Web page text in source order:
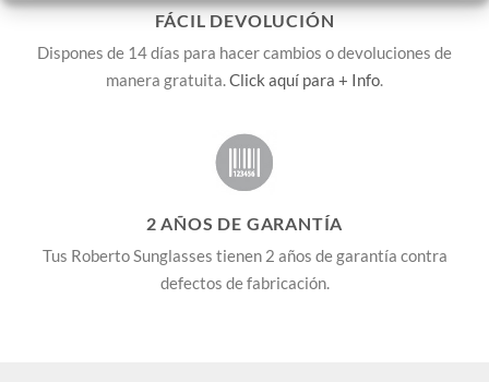
FÁCIL DEVOLUCIÓN
Dispones de 14 días para hacer cambios o devoluciones de
manera gratuita.Click aquí para + Info.
2 AÑOS DE GARANTÍA
Tus Roberto Sunglasses tienen 2 años de garantía contra
defectos de fabricación.